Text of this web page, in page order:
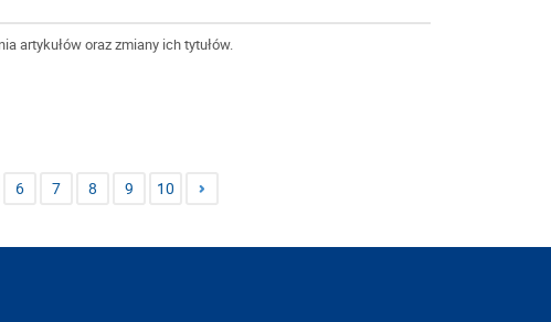
artykułów oraz zmiany ich tytułów.
6 7 8 9 10